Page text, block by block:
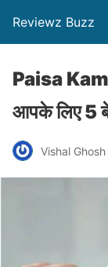
Reviewz Buzz
Paisa
आपके लिए 5
Vishal Ghosh